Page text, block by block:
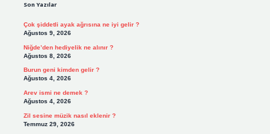
Son Yazılar
Çok şiddetli ayak ağrısına ne iyi gelir ?
Ağustos 9, 2026
Niğde’den hediyelik ne alınır ?
Ağustos 8, 2026
Burun geni kimden gelir ?
Ağustos 4, 2026
Arev ismi ne demek ?
Ağustos 4, 2026
Zil sesine müzik nasıl eklenir ?
Temmuz 29, 2026